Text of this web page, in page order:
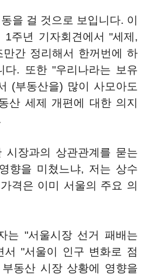
을 걸 것으로 보입니다. 이
주년 기자회견에서 "세제,
간 정리해서 한꺼번에 하
다. 또한 "우리나라는 보유
(부동산을) 많이 사모아도
산 세제 개편에 대한 의지
시장과의 상관관계를 묻는
향을 미쳤느냐, 저는 상수
격은 이미 서울의 주요 의
는 "서울시장 선거 패배는
서 "서울이 인구 변화로 점
동산 시장 상황에 영향을